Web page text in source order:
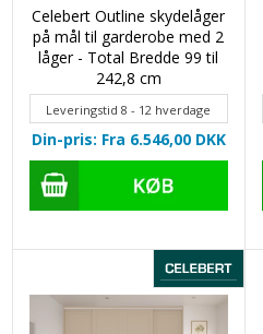
Celebert Outline skydelåger
på mål til garderobe med 2
låger - Total Bredde 99 til
242,8 cm
Leveringstid 8 - 12 hverdage
Din-pris: Fra 6.546,00 DKK